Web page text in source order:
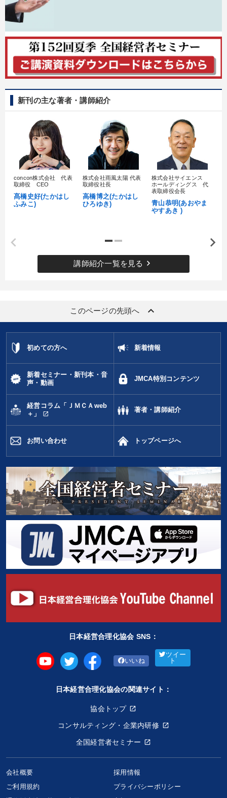
モノづくり
トレンド FCビジネス
※「更新」を押すと「カテゴリー」「目的別」「キーワード」を更新いただけます。
local_offer タグから探す refresh 更新する
すべての音声・動画（全2076タイトル）からお探しいただけます
タグ・キーワード
資産運用 運勢・先見 投資 IT・デジタル活用
デザイン 仕組み 経済予測 女性経営者
モチベーション スポーツ関係 中小企業 心を磨く
イノベーション
歴史に学ぶ AI
新刊の主な著者・講師紹介
concon株式会社 代表
取締役 CEO
髙橋史好(たかはし
ふみこ)
株式会社雨風太陽 代表
取締役社長
高橋博之(たかはし
ひろゆき)
株式会社サイエンス
ホールディングス 代
表取締役会長
青山恭明(あおやま
やすあき )
講師紹介一覧を見る keyboard_arrow_right
このページの先頭へ keyboard_arrow_up
初めての方へ 新着情報
新着セミナー・新刊本・音
声・動画
JMCA特別コンテンツ
経営コラム「ＪＭＣＡweb
＋」
open_in_new
著者・講師紹介
お問い合わせ トップページへ
日本経営合理化協会 SNS：
いいね
ツイー
ト
日本経営合理化協会の関連サイト：
協会トップ
コンサルティング・企業内研修
全国経営者セミナー
会社概要
採用情報
ご利用規約
プライバシーポリシー